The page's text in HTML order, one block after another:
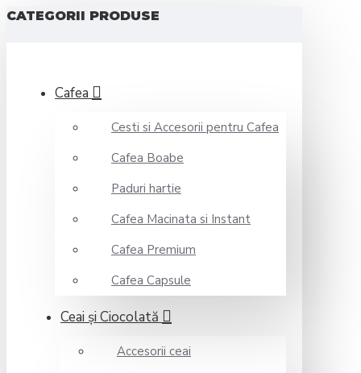
CATEGORII PRODUSE
Cafea
Cesti si Accesorii pentru Cafea
Cafea Boabe
Paduri hartie
Cafea Macinata si Instant
Cafea Premium
Cafea Capsule
Ceai şi Ciocolată
Accesorii ceai